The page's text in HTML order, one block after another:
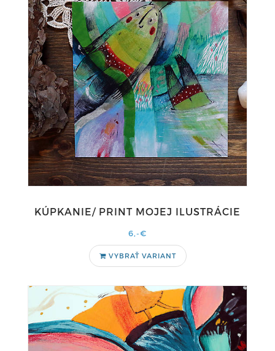
KÚPKANIE/ PRINT MOJEJ ILUSTRÁCIE
6,-€
VYBRAŤ VARIANT